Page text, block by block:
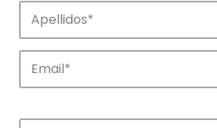
Descubre las empresas
innovación en los parques